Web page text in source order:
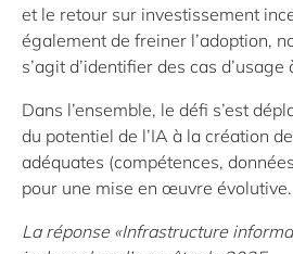
et le retour sur investissement
également de freiner l’adoption,
s’agit d’identifier des cas
Dans l’ensemble, le défi s’est
du potentiel de l’IA à la création
adéquates (compétences,
pour une mise en œuvre évolutive.
La réponse «Infrastructure